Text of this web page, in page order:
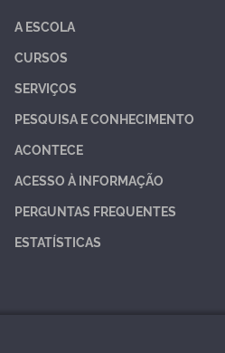
A ESCOLA
CURSOS
SERVIÇOS
PESQUISA E CONHECIMENTO
ACONTECE
ACESSO À INFORMAÇÃO
PERGUNTAS FREQUENTES
ESTATÍSTICAS